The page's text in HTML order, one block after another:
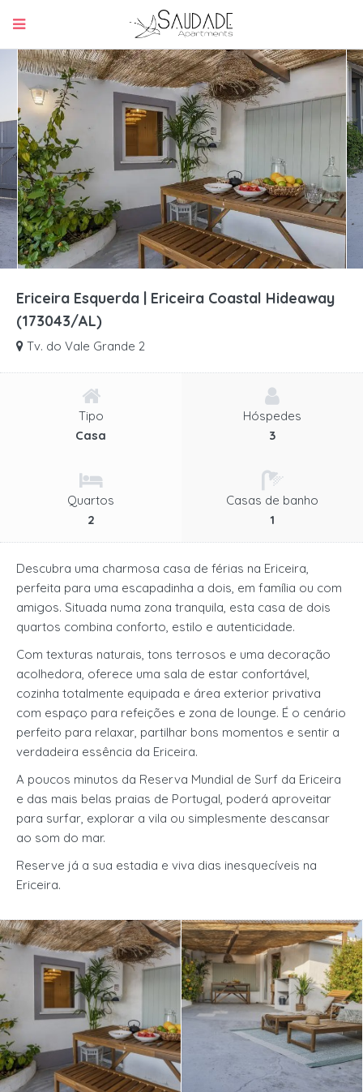
Ericeira Esquerda | Ericeira Coastal Hideaway
(173043/AL)
Tv. do Vale Grande 2
Tipo
Casa
Hóspedes
3
Quartos
2
Casas de banho
1
Descubra uma charmosa casa de férias na Ericeira,
perfeita para uma escapadinha a dois, em família ou com
amigos. Situada numa zona tranquila, esta casa de dois
quartos combina conforto, estilo e autenticidade.
Com texturas naturais, tons terrosos e uma decoração
acolhedora, oferece uma sala de estar confortável,
cozinha totalmente equipada e área exterior privativa
com espaço para refeições e zona de lounge. É o cenário
perfeito para relaxar, partilhar bons momentos e sentir a
verdadeira essência da Ericeira.
A poucos minutos da Reserva Mundial de Surf da Ericeira
e das mais belas praias de Portugal, poderá aproveitar
para surfar, explorar a vila ou simplesmente descansar
ao som do mar.
Reserve já a sua estadia e viva dias inesquecíveis na
Ericeira.